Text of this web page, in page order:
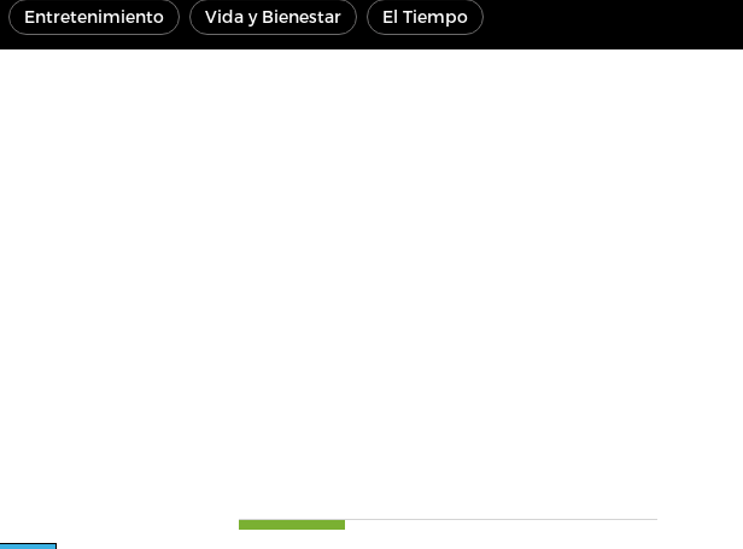
Entretenimiento Vida y Bienestar El Tiempo